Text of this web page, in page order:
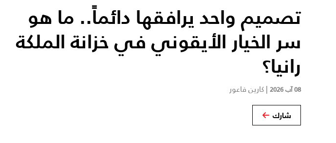
تصميم واحد يرافقها دائماً.. ما هو
سر الخيار الأيقوني في خزانة الملكة
رانيا؟
08 آب 2026 | كارين فاعور
شارك